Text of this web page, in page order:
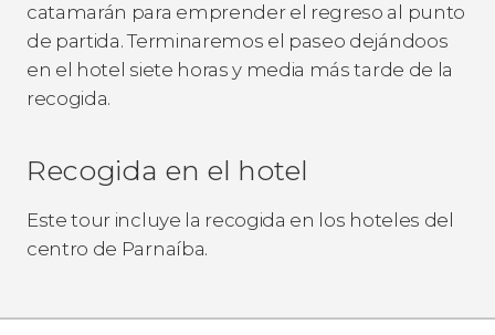
catamarán para emprender el regreso al punto
de partida. Terminaremos el paseo dejándoos
en el hotel siete horas y media más tarde de la
recogida.
Recogida en el hotel
Este tour incluye la recogida en los hoteles del
centro de Parnaíba.